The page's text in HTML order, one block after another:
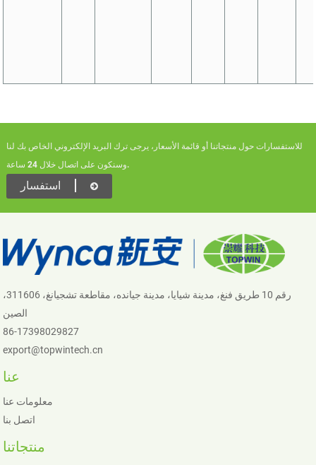
للاستفسارات حول منتجاتنا أو قائمة الأسعار، يرجى ترك البريد الإلكتروني الخاص بك لنا
وسنكون على اتصال خلال 24 ساعة.
استفسار
رقم 10 طريق فنغ، مدينة شيايا، مدينة جيانده، مقاطعة تشجيانغ، 311606،
الصين
86-17398029827
export@topwintech.cn
عنا
معلومات عنا
اتصل بنا
منتجاتنا